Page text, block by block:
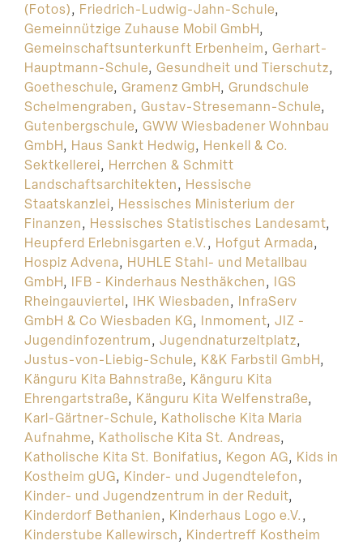
(Fotos), Friedrich-Ludwig-Jahn-Schule,
Gemeinnützige Zuhause Mobil GmbH,
Gemeinschaftsunterkunft Erbenheim, Gerhart-
Hauptmann-Schule, Gesundheit und Tierschutz,
Goetheschule, Gramenz GmbH, Grundschule
Schelmengraben, Gustav-Stresemann-Schule,
Gutenbergschule, GWW Wiesbadener Wohnbau
GmbH, Haus Sankt Hedwig, Henkell & Co.
Sektkellerei, Herrchen & Schmitt
Landschaftsarchitekten, Hessische
Staatskanzlei, Hessisches Ministerium der
Finanzen, Hessisches Statistisches Landesamt,
Heupferd Erlebnisgarten e.V., Hofgut Armada,
Hospiz Advena, HUHLE Stahl- und Metallbau
GmbH, IFB - Kinderhaus Nesthäkchen, IGS
Rheingauviertel, IHK Wiesbaden, InfraServ
GmbH & Co Wiesbaden KG, Inmoment, JIZ -
Jugendinfozentrum, Jugendnaturzeltplatz,
Justus-von-Liebig-Schule, K&K Farbstil GmbH,
Känguru Kita Bahnstraße, Känguru Kita
Ehrengartstraße, Känguru Kita Welfenstraße,
Karl-Gärtner-Schule, Katholische Kita Maria
Aufnahme, Katholische Kita St. Andreas,
Katholische Kita St. Bonifatius, Kegon AG, Kids in
Kostheim gUG, Kinder- und Jugendtelefon,
Kinder- und Jugendzentrum in der Reduit,
Kinderdorf Bethanien, Kinderhaus Logo e.V.,
Kinderstube Kallewirsch, Kindertreff Kostheim